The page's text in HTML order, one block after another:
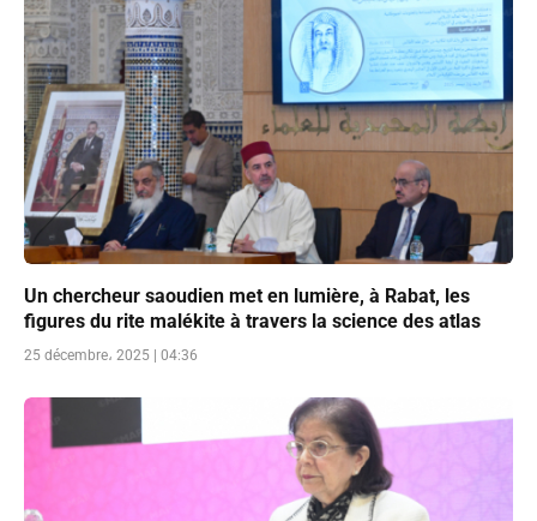
Un chercheur saoudien met en lumière, à Rabat, les
figures du rite malékite à travers la science des atlas
25 décembre، 2025 | 04:36